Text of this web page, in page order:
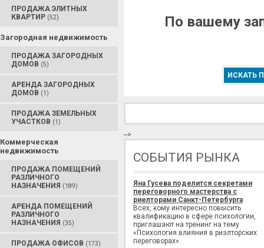
ПРОДАЖА ЭЛИТНЫХ
КВАРТИР (52)
Загородная недвижимость
ПРОДАЖА ЗАГОРОДНЫХ
ДОМОВ (5)
АРЕНДА ЗАГОРОДНЫХ
ДОМОВ (1)
ПРОДАЖА ЗЕМЕЛЬНЫХ
УЧАСТКОВ (1)
Коммерческая
недвижимость
ПРОДАЖА ПОМЕЩЕНИЙ
РАЗЛИЧНОГО
НАЗНАЧЕНИЯ (189)
АРЕНДА ПОМЕЩЕНИЙ
РАЗЛИЧНОГО
НАЗНАЧЕНИЯ (35)
ПРОДАЖА ОФИСОВ (173)
По вашему
ИСКАТЬ
-->
СОБЫТИЯ РЫНКА
Яна Гусева поделится секретами
переговорного мастерства с
риелторами Санкт-Петербурга
Всех, кому интересно повысить
квалификацию в сфере психологии,
приглашают на тренинг на тему
«Психология влияния в риэлторских
переговорах».